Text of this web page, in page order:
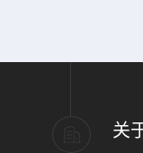
关